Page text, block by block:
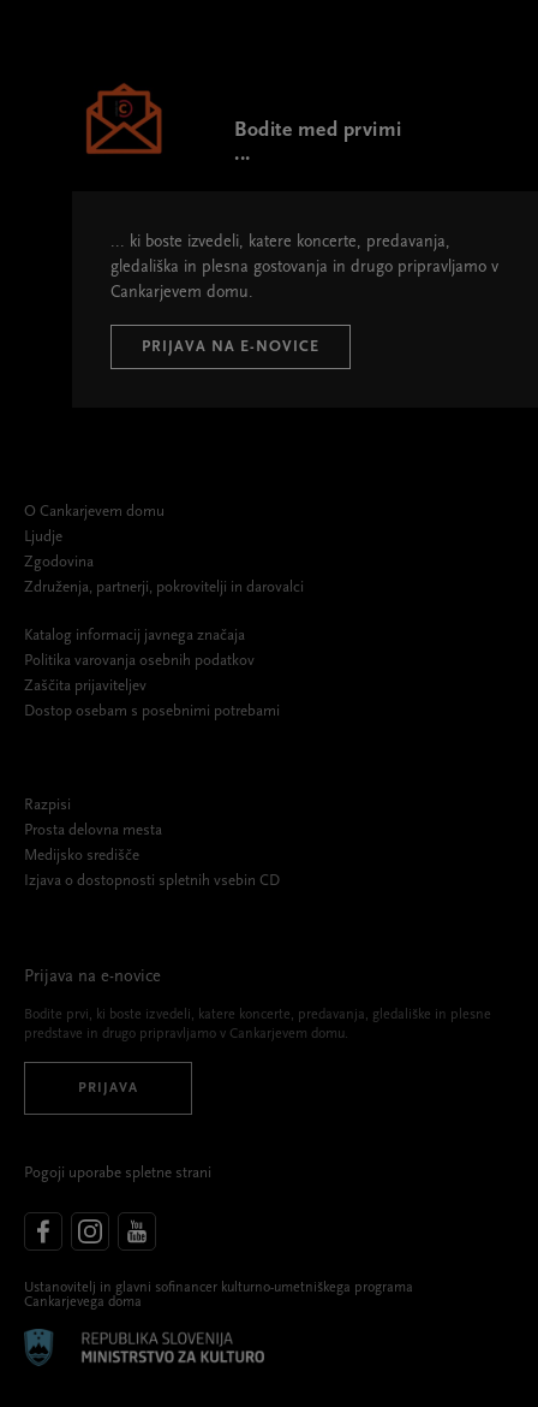
Bodite med prvimi
...
... ki boste izvedeli, katere koncerte, predavanja,
gledališka in plesna gostovanja in drugo pripravljamo v
Cankarjevem domu.
PRIJAVA NA E-NOVICE
O Cankarjevem domu
Ljudje
Zgodovina
Združenja, partnerji, pokrovitelji in darovalci
Katalog informacij javnega značaja
Politika varovanja osebnih podatkov
Zaščita prijaviteljev
Dostop osebam s posebnimi potrebami
Razpisi
Prosta delovna mesta
Medijsko središče
Izjava o dostopnosti spletnih vsebin CD
Prijava na e-novice
Bodite prvi, ki boste izvedeli, katere koncerte, predavanja, gledališke in plesne
predstave in drugo pripravljamo v Cankarjevem domu.
PRIJAVA
Pogoji uporabe spletne strani
Ustanovitelj in glavni sofinancer kulturno-umetniškega programa
Cankarjevega doma